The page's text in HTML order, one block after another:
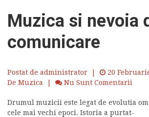
Muzica si nevoia
comunicare
Postat de administrator 20
De Muzica
Nu Sunt Comentarii
Drumul muzicii este legat de evolutia
cele mai vechi epoci. Istoria a purtat-